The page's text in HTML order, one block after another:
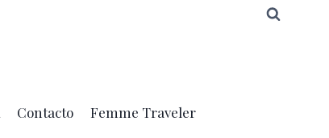
Contacto Femme Traveler